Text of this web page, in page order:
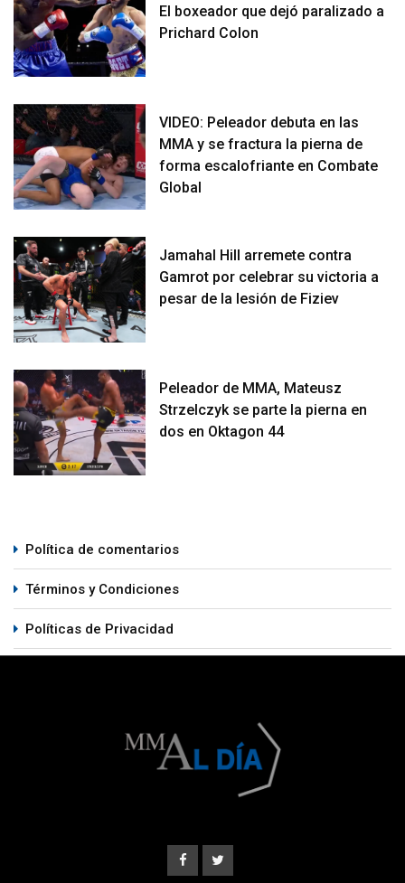
El boxeador que dejó paralizado a
Prichard Colon
VIDEO: Peleador debuta en las
MMA y se fractura la pierna de
forma escalofriante en Combate
Global
Jamahal Hill arremete contra
Gamrot por celebrar su victoria a
pesar de la lesión de Fiziev
Peleador de MMA, Mateusz
Strzelczyk se parte la pierna en
dos en Oktagon 44
Política de comentarios
Términos y Condiciones
Políticas de Privacidad